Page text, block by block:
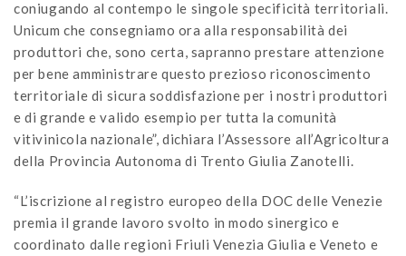
coniugando al contempo le singole specificità territoriali.
Unicum che consegniamo ora alla responsabilità dei
produttori che, sono certa, sapranno prestare attenzione
per bene amministrare questo prezioso riconoscimento
territoriale di sicura soddisfazione per i nostri produttori
e di grande e valido esempio per tutta la comunità
vitivinicola nazionale”, dichiara l’Assessore all’Agricoltura
della Provincia Autonoma di Trento Giulia Zanotelli.
“L’iscrizione al registro europeo della DOC delle Venezie
premia il grande lavoro svolto in modo sinergico e
coordinato dalle regioni Friuli Venezia Giulia e Veneto e